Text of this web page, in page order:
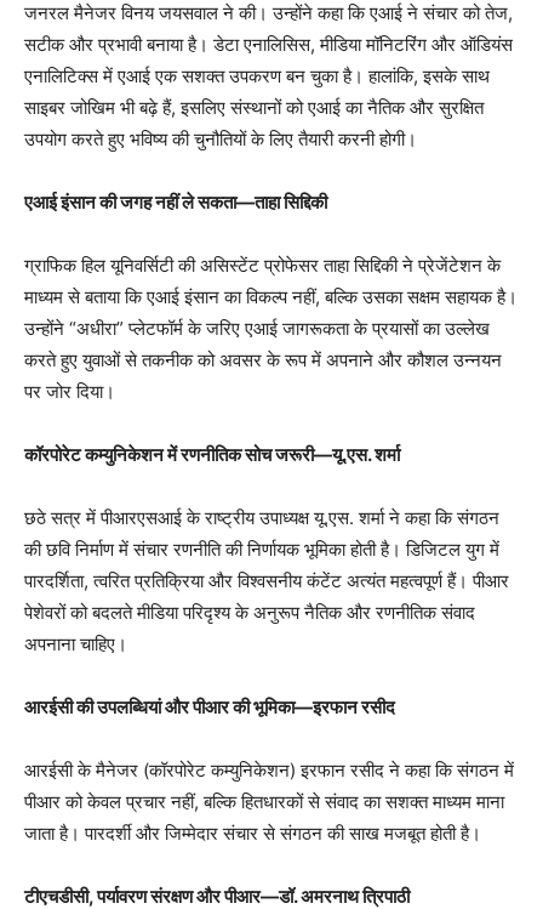
जनरल मैनेजर विनय जयसवाल ने की। उन्होंने कहा कि एआई ने संचार को तेज,
सटीक और प्रभावी बनाया है। डेटा एनालिसिस, मीडिया मॉनिटरिंग और ऑडियंस
एनालिटिक्स में एआई एक सशक्त उपकरण बन चुका है। हालांकि, इसके साथ
साइबर जोखिम भी बढ़े हैं, इसलिए संस्थानों को एआई का नैतिक और सुरक्षित
उपयोग करते हुए भविष्य की चुनौतियों के लिए तैयारी करनी होगी।
एआई इंसान की जगह नहीं ले सकता—ताहा सिद्दिकी
ग्राफिक हिल यूनिवर्सिटी की असिस्टेंट प्रोफेसर ताहा सिद्दिकी ने प्रेजेंटेशन के
माध्यम से बताया कि एआई इंसान का विकल्प नहीं, बल्कि उसका सक्षम सहायक है।
उन्होंने “अधीरा” प्लेटफॉर्म के जरिए एआई जागरूकता के प्रयासों का उल्लेख
करते हुए युवाओं से तकनीक को अवसर के रूप में अपनाने और कौशल उन्नयन
पर जोर दिया।
कॉरपोरेट कम्युनिकेशन में रणनीतिक सोच जरूरी—यू.एस. शर्मा
छठे सत्र में पीआरएसआई के राष्ट्रीय उपाध्यक्ष यू.एस. शर्मा ने कहा कि संगठन
की छवि निर्माण में संचार रणनीति की निर्णायक भूमिका होती है। डिजिटल युग में
पारदर्शिता, त्वरित प्रतिक्रिया और विश्वसनीय कंटेंट अत्यंत महत्वपूर्ण हैं। पीआर
पेशेवरों को बदलते मीडिया परिदृश्य के अनुरूप नैतिक और रणनीतिक संवाद
अपनाना चाहिए।
आरईसी की उपलब्धियां और पीआर की भूमिका—इरफान रसीद
आरईसी के मैनेजर (कॉरपोरेट कम्युनिकेशन) इरफान रसीद ने कहा कि संगठन में
पीआर को केवल प्रचार नहीं, बल्कि हितधारकों से संवाद का सशक्त माध्यम माना
जाता है। पारदर्शी और जिम्मेदार संचार से संगठन की साख मजबूत होती है।
टीएचडीसी, पर्यावरण संरक्षण और पीआर—डॉ. अमरनाथ त्रिपाठी